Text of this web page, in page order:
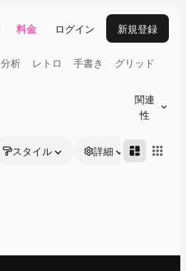
料金 ログイン 新規登録
分析 レトロ 手書き グリッド
関連
性
スタイル 詳細